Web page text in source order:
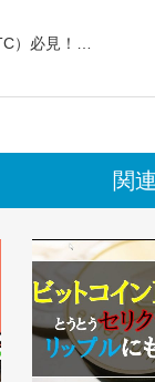
）必見！…
関